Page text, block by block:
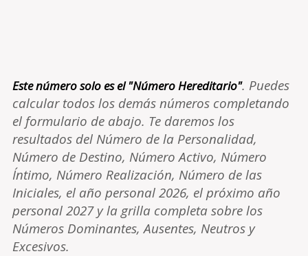
Este número solo es el "Número Hereditario". Puedes
calcular todos los demás números completando
el formulario de abajo. Te daremos los
resultados del Número de la Personalidad,
Número de Destino, Número Activo, Número
Íntimo, Número Realización, Número de las
Iniciales, el año personal 2026, el próximo año
personal 2027 y la grilla completa sobre los
Números Dominantes, Ausentes, Neutros y
Excesivos.